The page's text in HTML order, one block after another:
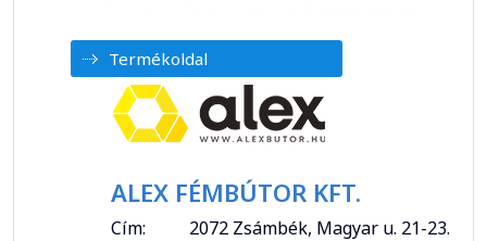
Termékoldal
ALEX FÉMBÚTOR KFT.
Cím:
2072 Zsámbék, Magyar u. 21-23.